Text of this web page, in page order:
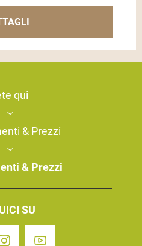
qui
& Prezzi
& Prezzi
SU